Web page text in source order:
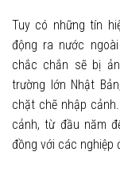
Tuy có những tín
động ra nước
chắc chắn sẽ bị
trường lớn Nhật
chặt chẽ nhập
cảnh, từ đầu năm
đồng với các nghiệp